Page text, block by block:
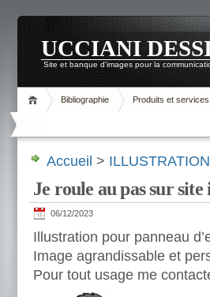
UCCIANI
Site et banque d'images pour la
Bibliographie Produits et services
Accueil >
Je roule au pas sur
06/12/2023
Illustration pour panneau
Image agrandissable et
Pour tout usage me